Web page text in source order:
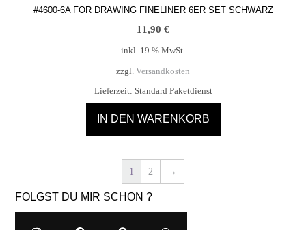
#4600-6A FOR DRAWING FINELINER 6ER SET SCHWARZ
11,90 €
inkl. 19 % MwSt.
zzgl. Versandkosten
Lieferzeit: Standard Paketdienst
IN DEN WARENKORB
1 2 →
FOLGST DU MIR SCHON ?